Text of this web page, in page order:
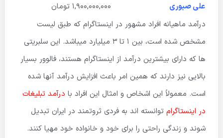
علی صبوری
1,900,000,000 تومان
درآمد ماهیانه افراد مشهور در اینستاگرام که طبق لیست
مشخص شده است، بین ۱ تا ۳ میلیارد میباشد. این سلبریتی
ها که دارای بیشترین درآمد از اینستاگرام هستند، فالوور بسیار
بالایی نیز دارند که همین امر باعث افزایش درآمد آنها شده
است. معمولاً این اشخاص و امثال این افراد با درآمد تبلیغات
در اینستاگرام توانسته اند به فردی ثروتمند در ایران تبدیل
شوند و زندگی راحتی را برای خود و خانواده خود مهیا کنند.